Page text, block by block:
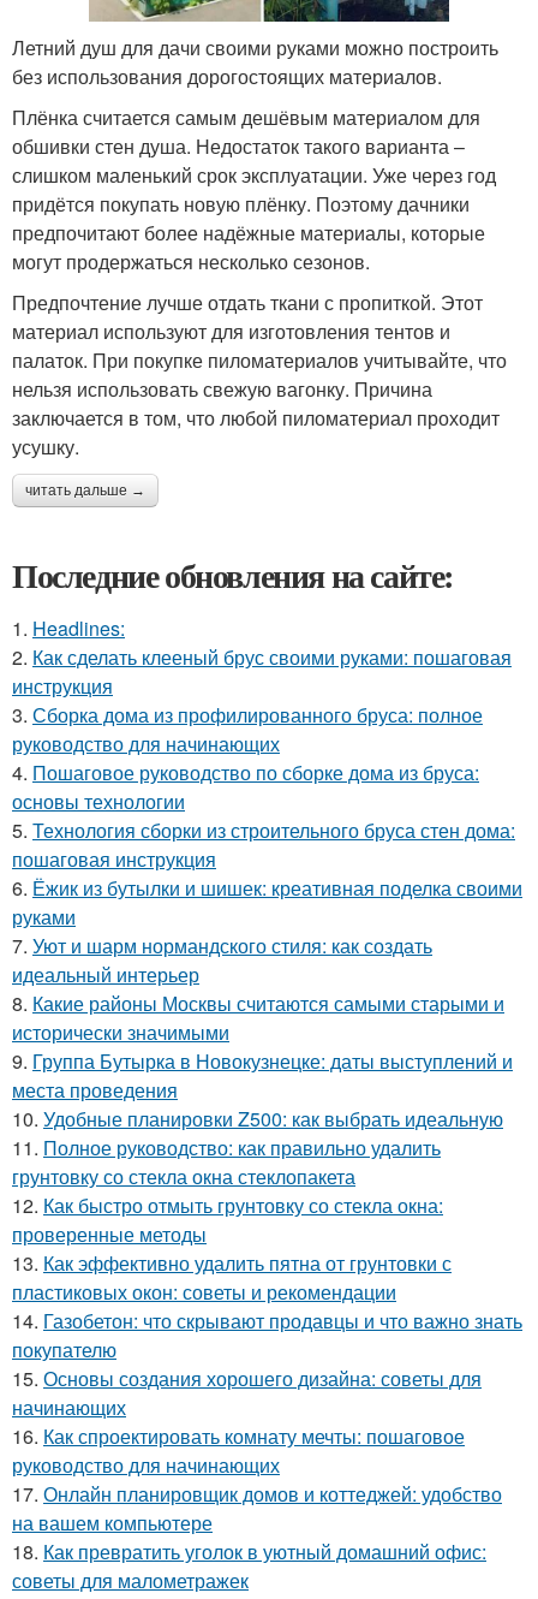
Летний душ для дачи своими руками можно построить
без использования дорогостоящих материалов.
Плёнка считается самым дешёвым материалом для
обшивки стен душа. Недостаток такого варианта –
слишком маленький срок эксплуатации. Уже через год
придётся покупать новую плёнку. Поэтому дачники
предпочитают более надёжные материалы, которые
могут продержаться несколько сезонов.
Предпочтение лучше отдать ткани с пропиткой. Этот
материал используют для изготовления тентов и
палаток. При покупке пиломатериалов учитывайте, что
нельзя использовать свежую вагонку. Причина
заключается в том, что любой пиломатериал проходит
усушку.
читать дальше →
Последние обновления на сайте:
1. Headlines:
2. Как сделать клееный брус своими руками: пошаговая
инструкция
3. Сборка дома из профилированного бруса: полное
руководство для начинающих
4. Пошаговое руководство по сборке дома из бруса:
основы технологии
5. Технология сборки из строительного бруса стен дома:
пошаговая инструкция
6. Ёжик из бутылки и шишек: креативная поделка своими
руками
7. Уют и шарм нормандского стиля: как создать
идеальный интерьер
8. Какие районы Москвы считаются самыми старыми и
исторически значимыми
9. Группа Бутырка в Новокузнецке: даты выступлений и
места проведения
10. Удобные планировки Z500: как выбрать идеальную
11. Полное руководство: как правильно удалить
грунтовку со стекла окна стеклопакета
12. Как быстро отмыть грунтовку со стекла окна:
проверенные методы
13. Как эффективно удалить пятна от грунтовки с
пластиковых окон: советы и рекомендации
14. Газобетон: что скрывают продавцы и что важно знать
покупателю
15. Основы создания хорошего дизайна: советы для
начинающих
16. Как спроектировать комнату мечты: пошаговое
руководство для начинающих
17. Онлайн планировщик домов и коттеджей: удобство
на вашем компьютере
18. Как превратить уголок в уютный домашний офис:
советы для малометражек